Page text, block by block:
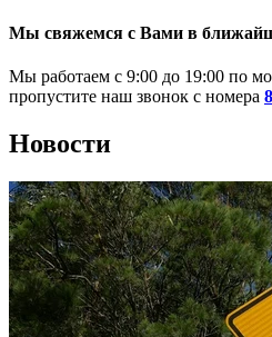
Мы свяжемся с Вами в
Мы работаем с 9:00 до 19:00 по
пропустите наш звонок с номера
Новости